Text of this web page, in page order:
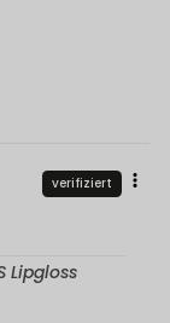
verifiziert
Lipgloss